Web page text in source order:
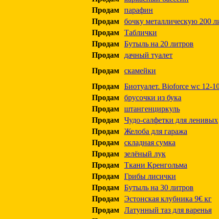
Продам парафин
Продам бочку металлическую 200
Продам Таблички
Продам Бутыль на 20 литров
Продам
дачный туалет
Продам скамейки
Продам Биотуалет. Bioforce wc 12-
Продам брусочки из бука
Продам штангенциркуль
Продам Чудо-салфетки для ленивых
Продам Желоба для гаража
Продам складная сумка
Продам зелёный лук
Продам Ткани Кренгольма
Продам Грибы лисички
Продам Бутыль на 30 литров
Продам Эстонская клубника 9€ кг
Продам Латунный таз для варенья